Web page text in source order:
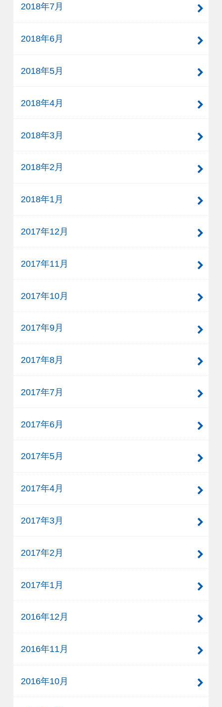
2018年7月
2018年6月
2018年5月
2018年4月
2018年3月
2018年2月
2018年1月
2017年12月
2017年11月
2017年10月
2017年9月
2017年8月
2017年7月
2017年6月
2017年5月
2017年4月
2017年3月
2017年2月
2017年1月
2016年12月
2016年11月
2016年10月